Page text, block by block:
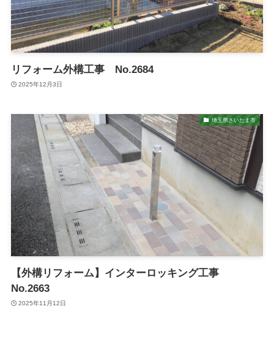
リフォーム外構工事 No.2684
2025年12月3日
埼玉県さいたま市
【外構リフォーム】インターロッキング工事
No.2663
2025年11月12日